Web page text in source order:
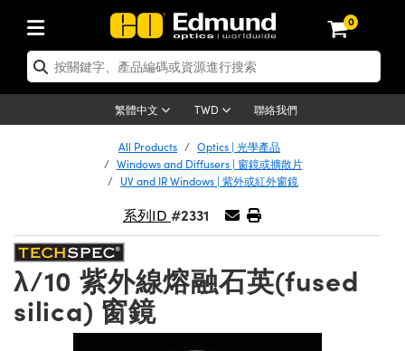
0
繁體中文 TWD 聯絡我們
| 光學產品
Diffusers | 窗鏡或擴散片
Optics | 偏振光學元件
| 分光鏡
Optics | 雷射光學
| 超快光學
| 光機組件
System | 光學籠式系統
Mounts | 台式光學安裝座
and Breadboards | 光學平臺
| 電動平臺
| 顯微鏡
| Mitutoyo 物鏡
| Olympus 物鏡
| ZEISS 物鏡
Upright Microscopes
| 雷射
and Electronics | 雷射
| 雷射防護
| 雷射用光機模組
Lenses | 成像鏡頭
Lenses | 定焦鏡頭
(S-Mount Lenses) | M12 鏡頭 (S
Magnification Lenses
Objectives | 顯微鏡物鏡
| 相機
Cameras | Gigabit乙太網相
Cameras | Teledyne Dalsa
Microscopy Cameras
and Illumination | 照明
Lighting | 機器視覺光源
Lighting |顯微鏡照明
Lighting | 寬譜光源
Sources | 其他光源
Accessories | 光源配件
Targets | 測試板
Targets | 解析度測試板
Targets | 畸變測試版
& Stage Micrometers | 圖像
Level Test Targets | 色卡測試板
| USAF 測試版
and Detection | 測試與監測
| 光學度量
Solutions | 機器視覺方案
測器
放大器
and Production | 實驗室和生產
| 清潔用品
Handling Tools | 零件夾持用品
| 光學膠
Products | Acktar 黑色吸
應用選購
Imaging
By Brand
Products | 新品專區
Lenses
| 清倉品
| 清倉光學產品
| 清倉光機組件
| 清倉顯微鏡
Lenses | 清倉成像鏡頭
Products | 重新認證產
| 重新認證光學產品
| 重新認證光機
| 重新認證雷射
| 重新認證顯微鏡
Lenses | 重新認證成像鏡
All Products
Optics | 光學產品
Windows and Diffusers | 窗鏡或擴散片
UV and IR Windows | 紫外或紅外窗鏡
系列ID #2331
λ/10 紫外線熔融石英(fused
silica) 窗鏡